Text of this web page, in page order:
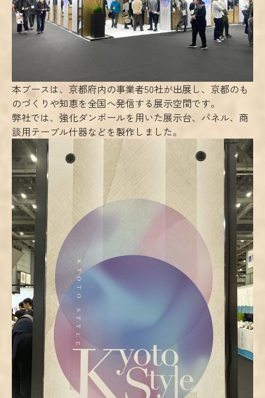
本ブースは、京都府内の事業者50社が出展し、京都のも
のづくりや知恵を全国へ発信する展示空間です。
弊社では、強化ダンボールを用いた展示台、パネル、商
談用テーブル什器などを製作しました。